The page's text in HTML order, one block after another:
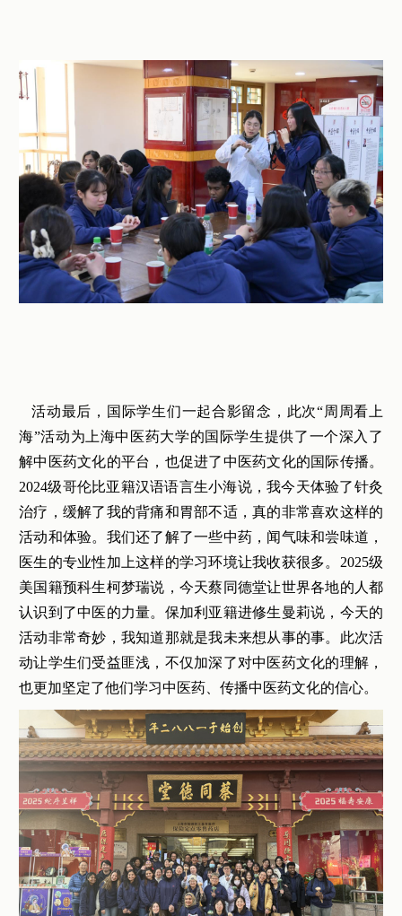
活动最后，国际学生们一起合影留念，此次“周周看上
海”活动为上海中医药大学的国际学生提供了一个深入了
解中医药文化的平台，也促进了中医药文化的国际传播。
2024级哥伦比亚籍汉语语言生小海说，我今天体验了针灸
治疗，缓解了我的背痛和胃部不适，真的非常喜欢这样的
活动和体验。我们还了解了一些中药，闻气味和尝味道，
医生的专业性加上这样的学习环境让我收获很多。2025级
美国籍预科生柯梦瑞说，今天蔡同德堂让世界各地的人都
认识到了中医的力量。保加利亚籍进修生曼莉说，今天的
活动非常奇妙，我知道那就是我未来想从事的事。此次活
动让学生们受益匪浅，不仅加深了对中医药文化的理解，
也更加坚定了他们学习中医药、传播中医药文化的信心。